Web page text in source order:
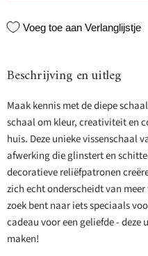
Voeg toe aan Verlanglijstje
Beschrijving en uitleg
Maak kennis met de diepe
schaal om kleur, creativiteit en
huis. Deze unieke vissenschaal
afwerking die glinstert en
decoratieve reliëfpatronen
zich echt onderscheidt van
zoek bent naar iets speciaals
cadeau voor een geliefde - deze
maken!